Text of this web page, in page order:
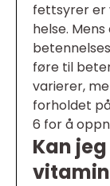
fettsyrer er
helse.
føre til
varierer,
forholdet
6 for å
Kan
vitamin